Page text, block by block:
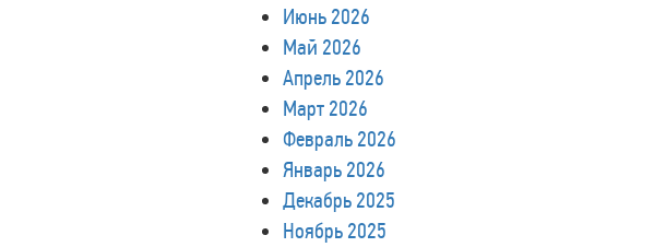
Июнь 2026
Май 2026
Апрель 2026
Март 2026
Февраль 2026
Январь 2026
Декабрь 2025
Ноябрь 2025